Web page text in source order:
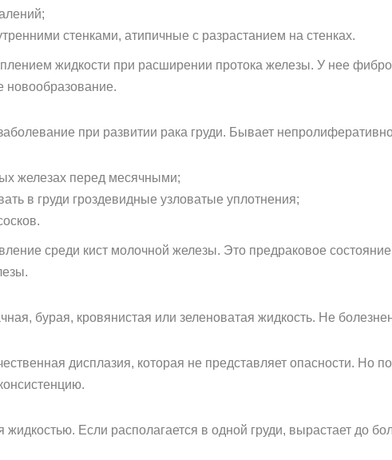
стенками, атипичные с разрастанием на стенках.
жидкости при расширении протока железы. У нее
новообразование.
при развитии рака груди. Бывает
железах перед месячными;
в груди гроздевидные узловатые уплотнения;
среди кист молочной железы. Это предраковое
бурая, кровянистая или зеленоватая жидкость. Не
дисплазия, которая не представляет опасности. Но
жидкостью. Если располагается в одной груди, вырастает до